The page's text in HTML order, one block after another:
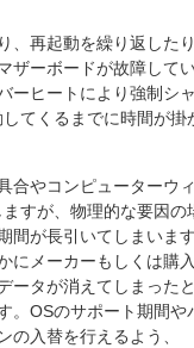
、再起動を繰り返した
ザーボードが故障して
ーヒートにより強制シ
てくるまでに時間が掛
合やコンピューターウ
すが、物理的な要因の
が長引いてしまいます
にメーカーもしくは購
タが消えてしまったと
。OSのサポート期間や
入替を行えるよう、